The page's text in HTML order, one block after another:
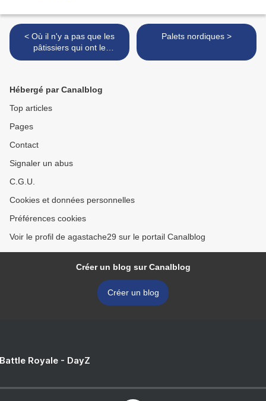
< Où il n'y a pas que les
pâtissiers qui ont le
monopole du flan...
Palets nordiques >
Hébergé par Canalblog
Top articles
Pages
Contact
Signaler un abus
C.G.U.
Cookies et données personnelles
Préférences cookies
Voir le profil de agastache29 sur le portail Canalblog
Créer un blog sur Canalblog
Créer un blog
Royale - DayZ